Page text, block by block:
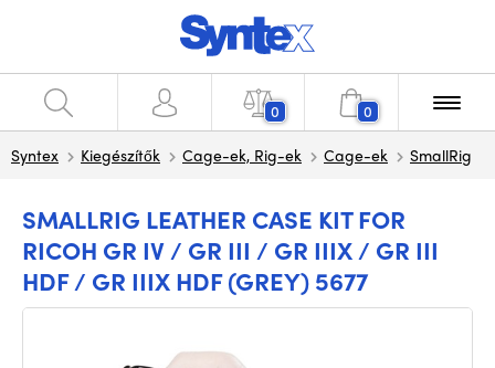
0 0
Syntex Kiegészítők Cage-ek, Rig-ek Cage-ek SmallRig
SMALLRIG LEATHER CASE KIT FOR
RICOH GR IV / GR III / GR IIIX / GR III
HDF / GR IIIX HDF (GREY) 5677